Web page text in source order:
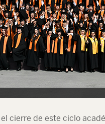
cierre de este ciclo